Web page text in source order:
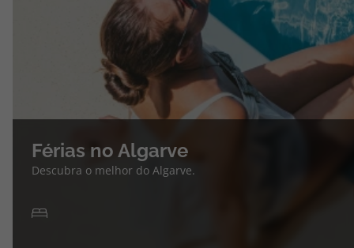
Férias no Algarve
Descubra o melhor do Algarve.